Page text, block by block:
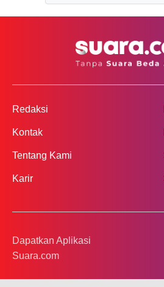
Redaksi
Kontak
Tentang Kami
Karir
Dapatkan Aplikasi
Suara.com